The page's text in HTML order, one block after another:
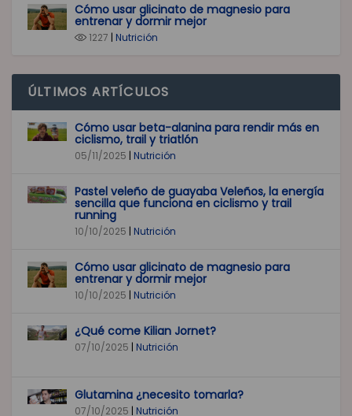
Cómo usar glicinato de magnesio para
entrenar y dormir mejor
1227 | Nutrición
ÚLTIMOS ARTÍCULOS
Cómo usar beta-alanina para rendir más en
ciclismo, trail y triatlón
05/11/2025 | Nutrición
Pastel veleño de guayaba Veleños, la energía
sencilla que funciona en ciclismo y trail
running
10/10/2025 | Nutrición
Cómo usar glicinato de magnesio para
entrenar y dormir mejor
10/10/2025 | Nutrición
¿Qué come Kilian Jornet?
07/10/2025 | Nutrición
Glutamina ¿necesito tomarla?
07/10/2025 | Nutrición